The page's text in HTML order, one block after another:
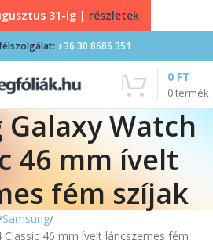
+36 30 8686 351
0termék
0 FT
Galaxy Watch
46 mm ívelt
fém szíjak
Samsung
Classic 46 mm ívelt láncszemes fém
31-ig | részletek